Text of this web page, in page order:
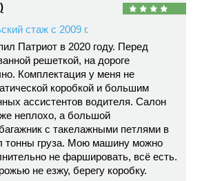
стаж с 2009 г.
Патриот в 2020 году. Перед
решеткой, на дороге
Комплектация у меня не
коробкой и большим
ассистентов водителя. Салон
неплохо, а большой
с такелажными петлями в
тонны груза. Мою машину можно
не фаршировать, всё есть.
не езжу, берегу коробку.